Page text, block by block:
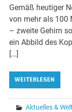
Gemäß heutiger
von mehr als 100
– zweite Gehirn
ein Abbild des
[…]
WEITERLESEN
Aktuelles &